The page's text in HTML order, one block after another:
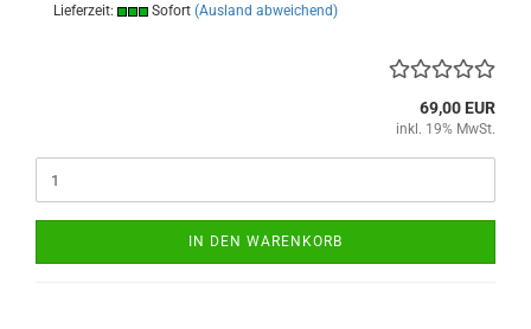
Lieferzeit:
Sofort (Ausland abweichend)
69,00 EUR
inkl. 19% MwSt.
IN DEN WARENKORB